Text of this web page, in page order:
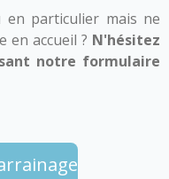
particulier mais ne
en accueil ? N'hésitez
notre formulaire